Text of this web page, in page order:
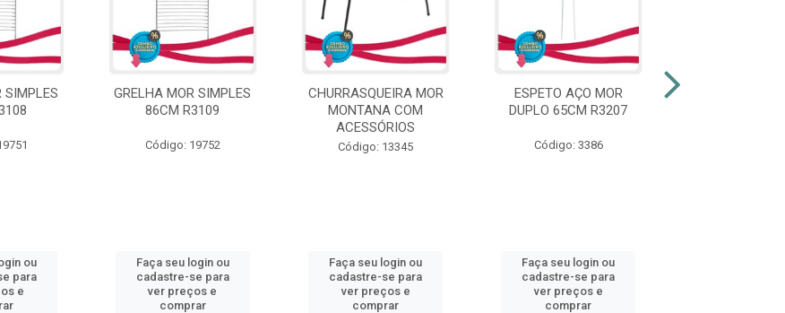
SIMPLES
ou
para
e
GRELHA MOR SIMPLES
86CM R3109
Código: 19752
Faça seu login ou
cadastre-se para
ver preços e
comprar
CHURRASQUEIRA MOR
MONTANA COM
ACESSÓRIOS
Código: 13345
Faça seu login ou
cadastre-se para
ver preços e
comprar
ESPETO AÇO MOR
DUPLO 65CM R3207
Código: 3386
Faça seu login ou
cadastre-se para
ver preços e
comprar